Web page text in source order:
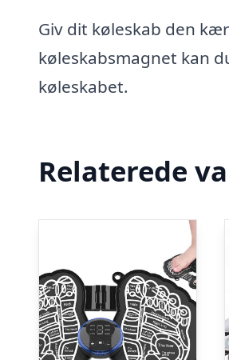
Giv dit køleskab den
køleskabsmagnet kan
køleskabet.
Relaterede